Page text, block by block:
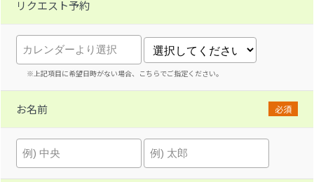
リクエスト予約
※上記項目に希望日時がない場合、こちらでご指定ください。
お名前 必須